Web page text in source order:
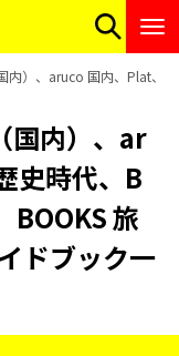
内）、aruco 国内、Plat、
国内）、ar
史時代、B
BOOKS 旅
ドブック一